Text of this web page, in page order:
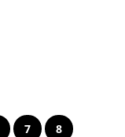
7 8